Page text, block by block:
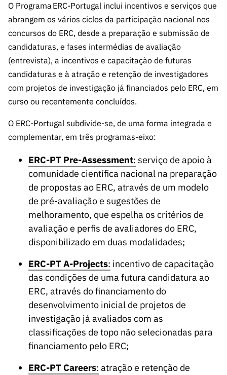
es de I&D
Infraestru
turas
Outros
Apoios
es I&D
Infraestru
turas
Prémios
Outros
Apoios
e Informação
Acesso a dados
estatísticos para fins
científicos – Protocolo
INE/DGEEC/FCT
Balcão da Ciência
Newsletter
Agenda
Publicações
Media e
Identidade
Subscrever
Newsletter
Subscrever
Direct Mail
FCT
90 Segundos
Subscrever
Direct Mail
de
Concursos
Comunicado
s
Transparência
Estudos e Planeamento
Estratégico
Documentos de Gestão
Apoios Comunitários
LINKS
RÁPIDOS
A FCT em
Números
ão,
Certificaç
Fiscais
ento,
Aquisição
de
Serviços e
Consultas
públicas
ções de
Interesse
FCCN,
serviços
s
O Programa ERC-Portugal inclui incentivos e serviços que
abrangem os vários ciclos da participação nacional nos
concursos do ERC, desde a preparação e submissão de
candidaturas, e fases intermédias de avaliação
(entrevista), a incentivos e capacitação de futuras
candidaturas e à atração e retenção de investigadores
com projetos de investigação já financiados pelo ERC, em
curso ou recentemente concluídos.
O ERC-Portugal subdivide-se, de uma forma integrada e
complementar, em três programas-eixo:
ERC-PT Pre-Assessment: serviço de apoio à
comunidade científica nacional na preparação
de propostas ao ERC, através de um modelo
de pré-avaliação e sugestões de
melhoramento, que espelha os critérios de
avaliação e perfis de avaliadores do ERC,
disponibilizado em duas modalidades;
ERC-PT A-Projects: incentivo de capacitação
das condições de uma futura candidatura ao
ERC, através do financiamento do
desenvolvimento inicial de projetos de
investigação já avaliados com as
classificações de topo não selecionadas para
financiamento pelo ERC;
ERC-PT Careers: atração e retenção de